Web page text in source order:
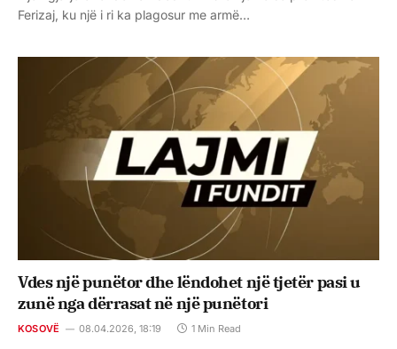
Ferizaj, ku një i ri ka plagosur me armë…
Vdes një punëtor dhe lëndohet një tjetër pasi u
zunë nga dërrasat në një punëtori
KOSOVË 08.04.2026, 18:19 1 Min Read